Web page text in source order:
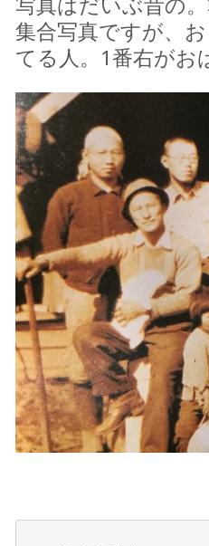
集合写真ですが、
てる人。1番右がお